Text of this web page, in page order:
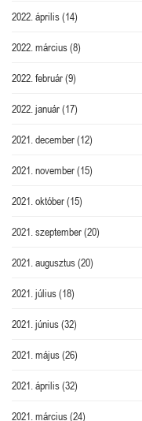
2022. április(14)
2022. március(8)
2022. február(9)
2022. január(17)
2021. december(12)
2021. november(15)
2021. október(15)
2021. szeptember(20)
2021. augusztus(20)
2021. július(18)
2021. június(32)
2021. május(26)
2021. április(32)
2021. március(24)